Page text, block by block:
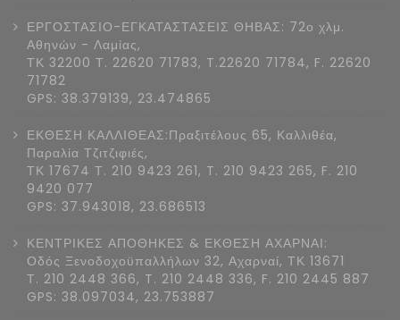
ΕΡΓΟΣΤΑΣΙΟ-ΕΓΚΑΤΑΣΤΑΣΕΙΣ ΘΗΒΑΣ: 72ο χλμ.
Αθηνών - Λαμίας,
ΤΚ 32200 Τ. 22620 71783, T.22620 71784, F. 22620
71782
GPS: 38.379139, 23.474865
ΕΚΘΕΣΗ ΚΑΛΛΙΘΕΑΣ:Πραξιτέλους 65, Καλλιθέα,
Παραλία Τζιτζιφιές,
ΤΚ 17674 Τ. 210 9423 261, T. 210 9423 265, F. 210
9420 077
GPS: 37.943018, 23.686513
ΚΕΝΤΡΙΚΕΣ ΑΠΟΘΗΚΕΣ & ΕΚΘΕΣΗ ΑΧΑΡΝΑΙ:
Οδός Ξενοδοχοϋπαλλήλων 32, Αχαρναί, ΤΚ 13671
Τ. 210 2448 366, T. 210 2448 336, F. 210 2445 887
GPS: 38.097034, 23.753887